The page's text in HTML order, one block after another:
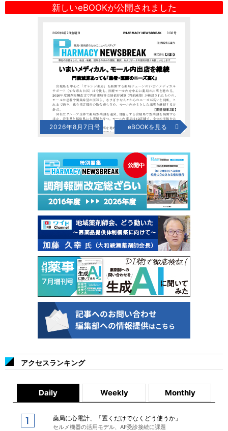
新しいeBOOKが公開されました
2026年8月7日号 eBOOKを見る
アクセスランキング
Daily Weekly Monthly
薬局に心電計、「置くだけでなくどう使うか」
セルメ機器の活用モデル、AF受診接続に課題